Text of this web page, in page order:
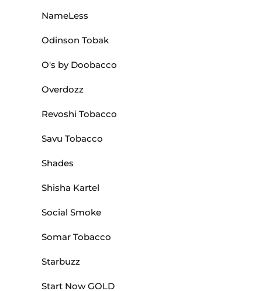
NameLess
Odinson Tobak
O's by Doobacco
Overdozz
Revoshi Tobacco
Savu Tobacco
Shades
Shisha Kartel
Social Smoke
Somar Tobacco
Starbuzz
Start Now GOLD